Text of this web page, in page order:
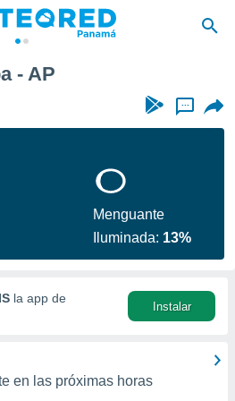
- AP
...
Menguante
Iluminada: 13%
la app de
Instalar
en las próximas horas